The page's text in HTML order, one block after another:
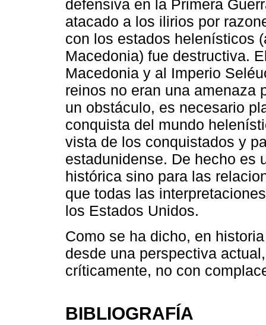
defensiva en la Primera
atacado a los ilirios por
con los estados helenísticos
Macedonia) fue destructiva.
Macedonia y al Imperio
reinos no eran una amenaza
un obstáculo, es necesario
conquista del mundo
vista de los conquistados y
estadunidense. De hecho es
histórica sino para las
que todas las
los Estados Unidos.
Como se ha dicho, en
desde una perspectiva
críticamente, no con
BIBLIOGRAFÍA